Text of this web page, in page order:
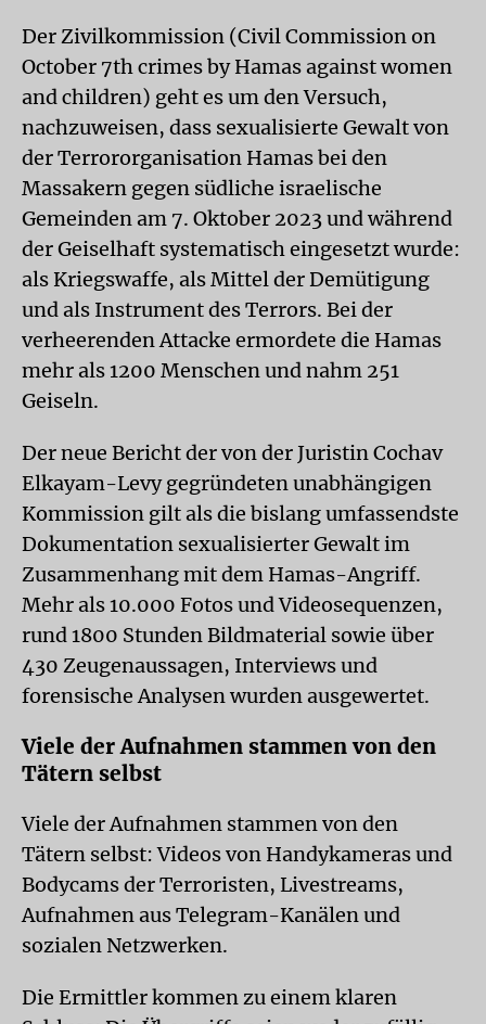
Der Zivilkommission (Civil Commission on
October 7th crimes by Hamas against women
and children) geht es um den Versuch,
nachzuweisen, dass sexualisierte Gewalt von
der Terrororganisation Hamas bei den
Massakern gegen südliche israelische
Gemeinden am 7. Oktober 2023 und während
der Geiselhaft systematisch eingesetzt wurde:
als Kriegswaffe, als Mittel der Demütigung
und als Instrument des Terrors. Bei der
verheerenden Attacke ermordete die Hamas
mehr als 1200 Menschen und nahm 251
Geiseln.
Der neue Bericht der von der Juristin Cochav
Elkayam-Levy gegründeten unabhängigen
Kommission gilt als die bislang umfassendste
Dokumentation sexualisierter Gewalt im
Zusammenhang mit dem Hamas-Angriff.
Mehr als 10.000 Fotos und Videosequenzen,
rund 1800 Stunden Bildmaterial sowie über
430 Zeugenaussagen, Interviews und
forensische Analysen wurden ausgewertet.
Viele der Aufnahmen stammen von den
Tätern selbst
Viele der Aufnahmen stammen von den
Tätern selbst: Videos von Handykameras und
Bodycams der Terroristen, Livestreams,
Aufnahmen aus Telegram-Kanälen und
sozialen Netzwerken.
Die Ermittler kommen zu einem klaren